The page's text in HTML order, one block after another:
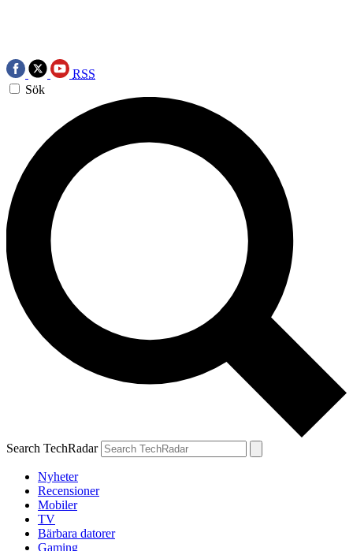
RSS
Sök
Search TechRadar
Nyheter
Recensioner
Mobiler
TV
Bärbara datorer
Gaming